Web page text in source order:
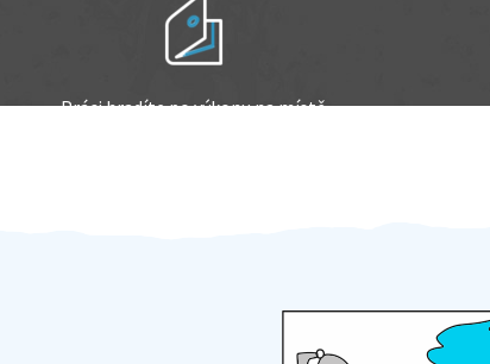
Práci hradíte po výkonu na místě